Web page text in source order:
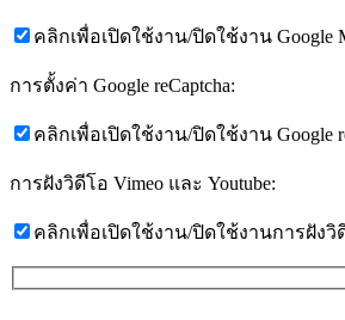
คลิกเพื่อเปิดใช้งาน/ปิดใช้งาน Google
การตั้งค่า Google reCaptcha:
คลิกเพื่อเปิดใช้งาน/ปิดใช้งาน Google
การฝังวิดีโอ Vimeo และ Youtube:
คลิกเพื่อเปิดใช้งาน/ปิดใช้งานการฝังวิ